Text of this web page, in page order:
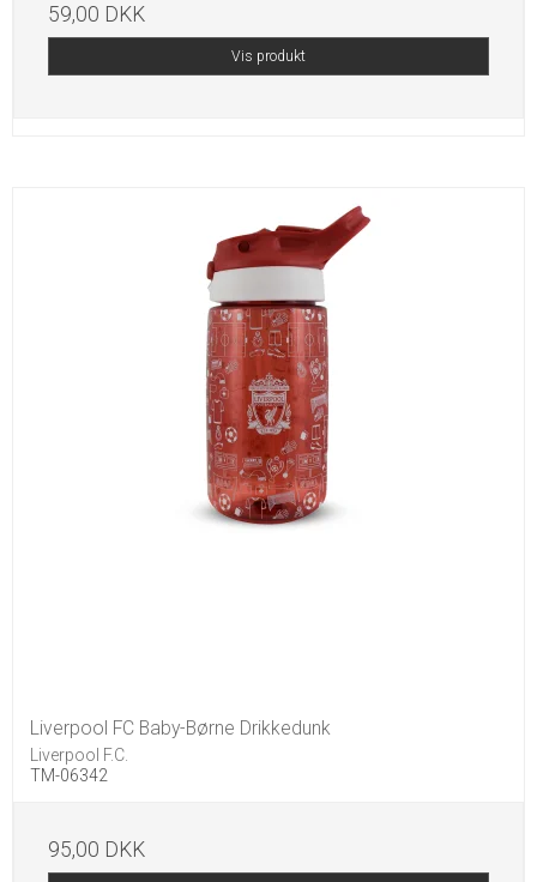
59,00 DKK
Vis produkt
Liverpool FC Baby-Børne Drikkedunk
Liverpool F.C.
TM-06342
95,00 DKK